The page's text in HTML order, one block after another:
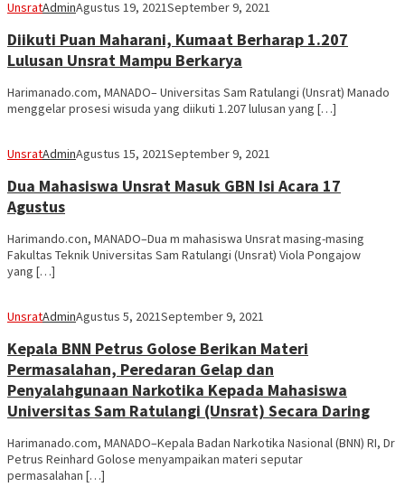
UnsratAdminAgustus 19, 2021September 9, 2021
Diikuti Puan Maharani, Kumaat Berharap 1.207
Lulusan Unsrat Mampu Berkarya
Harimanado.com, MANADO– Universitas Sam Ratulangi (Unsrat) Manado
menggelar prosesi wisuda yang diikuti 1.207 lulusan yang […]
UnsratAdminAgustus 15, 2021September 9, 2021
Dua Mahasiswa Unsrat Masuk GBN Isi Acara 17
Agustus
Harimando.con, MANADO–Dua m mahasiswa Unsrat masing-masing
Fakultas Teknik Universitas Sam Ratulangi (Unsrat) Viola Pongajow
yang […]
UnsratAdminAgustus 5, 2021September 9, 2021
Kepala BNN Petrus Golose Berikan Materi
Permasalahan, Peredaran Gelap dan
Penyalahgunaan Narkotika Kepada Mahasiswa
Universitas Sam Ratulangi (Unsrat) Secara Daring
Harimanado.com, MANADO–Kepala Badan Narkotika Nasional (BNN) RI, Dr
Petrus Reinhard Golose menyampaikan materi seputar
permasalahan […]